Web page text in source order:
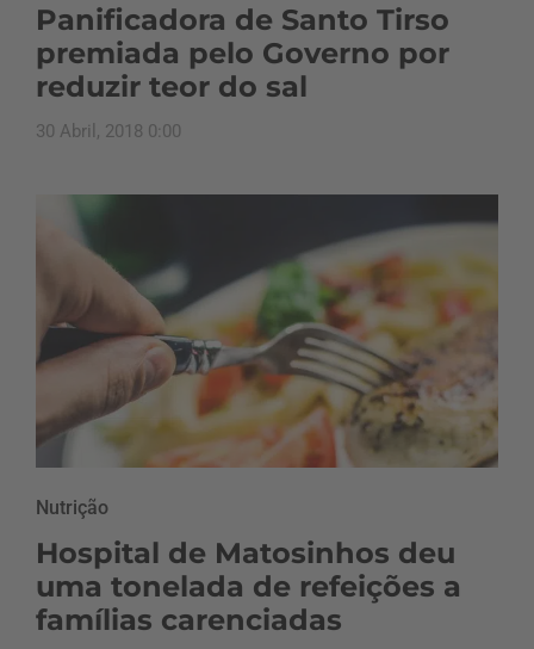
Panificadora de Santo Tirso
premiada pelo Governo por
reduzir teor do sal
30 Abril, 2018 0:00
Nutrição
Hospital de Matosinhos deu
uma tonelada de refeições a
famílias carenciadas